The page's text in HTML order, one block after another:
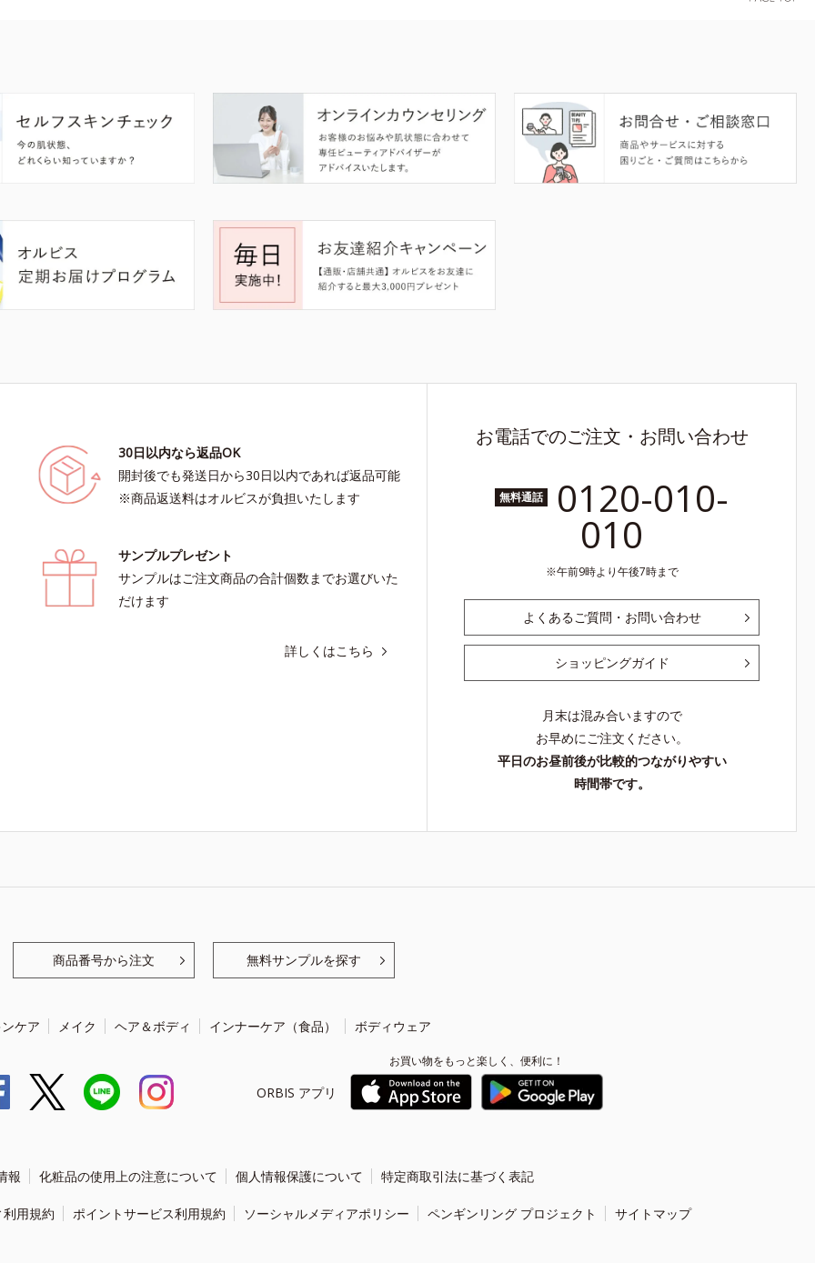
30日以内なら返品OK
開封後でも発送日から30日以内であれば返品可能
※商品返送料はオルビスが負担いたします
サンプルプレゼント
サンプルはご注文商品の合計個数までお選びいた
だけます
詳しくはこちら
お電話でのご注文・お問い合わせ
無料通話 0120-010-
010
午前9時より午後7時まで
よくあるご質問・お問い合わせ
ショッピングガイド
月末は混み合いますので
お早めにご注文ください。
平日のお昼前後が比較的つながりやすい
時間帯です。
商品番号から注文 無料サンプルを探す
ケア メイク ヘア＆ボディ インナーケア（食品） ボディウェア
ORBIS アプリ
お買い物をもっと楽しく、便利に！
報 化粧品の使用上の注意について 個人情報保護について 特定商取引法に基づく表記
用規約 ポイントサービス利用規約 ソーシャルメディアポリシー ペンギンリング プロジェクト サイトマップ